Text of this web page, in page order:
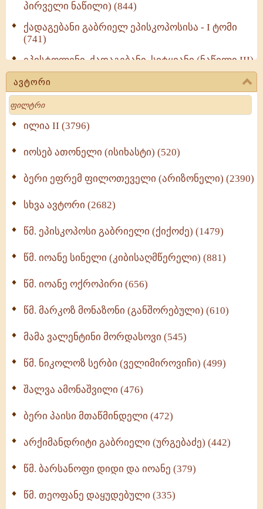
პირველი ნაწილი) (844)
ქადაგებანი გაბრიელ ეპისკოპოსისა - I ტომი
(741)
ეპისტოლენი, ქადაგებანი, სიტყვანი (ნაწილი III)
(723)
მოძღვრის ძალზე სასარგებლო რჩევები
მრევლისათვის (545)
Wisdomge (514)
ქადაგებანი გაბრიელ ეპისკოპოსისა - II ტომი
სულიერი ცხოვრების სახელმძღვანელო -
ნაწილი II (369)
ავტორი
Search
ილია II (3796)
იოსებ ათონელი (ისიხასტი) (520)
ბერი ეფრემ ფილოთეველი (არიზონელი) (2390)
სხვა ავტორი (2682)
წმ. ეპისკოპოსი გაბრიელი (ქიქოძე) (1479)
წმ. იოანე სინელი (კიბისაღმწერელი) (881)
წმ. იოანე ოქროპირი (656)
წმ. მარკოზ მონაზონი (განშორებული) (610)
მამა ვალენტინი მორდასოვი (545)
წმ. ნიკოლოზ სერბი (ველიმიროვიჩი) (499)
შალვა ამონაშვილი (476)
ბერი პაისი მთაწმინდელი (472)
არქიმანდრიტი გაბრიელი (ურგებაძე) (442)
წმ. ბარსანოფი დიდი და იოანე (379)
წმ. თეოფანე დაყუდებული (335)